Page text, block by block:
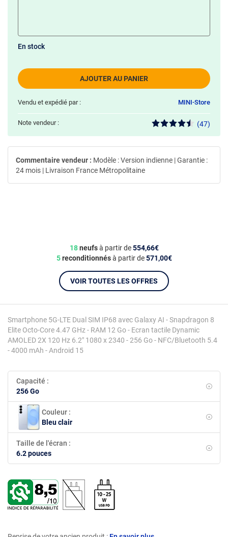
Smartphone 5G-LTE Dual SIM IP68 avec Galaxy AI - Snapdragon 8
Elite Octo-Core 4.47 GHz - RAM 12 Go - Ecran tactile Dynamic
AMOLED 2X 120 Hz 6.2" 1080 x 2340 - 256 Go - NFC/Bluetooth 5.4
- 4000 mAh - Android 15
Capacité :
256 Go
Couleur :
Bleu clair
Taille de l'écran :
6.2 pouces
AJOUTER AU PANIER
En stock
Vendu et expédié par : MINI-Store
Note vendeur : (47)
18neufsà partir de554,66€
5reconditionnésà partir de571,00€
VOIR TOUTES LES OFFRES
Commentaire vendeur : Modèle : Version indienne | Garantie :
24 mois | Livraison France Métropolitaine